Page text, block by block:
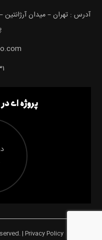
آدرس : تهران – میدان آرژانتین
پروژه ای
| Privacy Policy